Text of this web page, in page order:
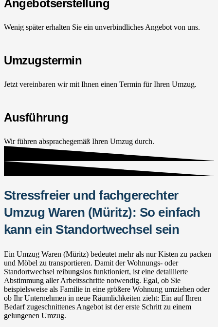
Angebotserstellung
Wenig später erhalten Sie ein unverbindliches Angebot von uns.
Umzugstermin
Jetzt vereinbaren wir mit Ihnen einen Termin für Ihren Umzug.
Ausführung
Wir führen absprachegemäß Ihren Umzug durch.
Stressfreier und fachgerechter
Umzug Waren (Müritz): So einfach
kann ein Standortwechsel sein
Ein Umzug Waren (Müritz) bedeutet mehr als nur Kisten zu packen
und Möbel zu transportieren. Damit der Wohnungs- oder
Standortwechsel reibungslos funktioniert, ist eine detaillierte
Abstimmung aller Arbeitsschritte notwendig. Egal, ob Sie
beispielsweise als Familie in eine größere Wohnung umziehen oder
ob Ihr Unternehmen in neue Räumlichkeiten zieht: Ein auf Ihren
Bedarf zugeschnittenes Angebot ist der erste Schritt zu einem
gelungenen Umzug.